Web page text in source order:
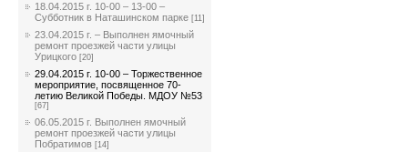
18.04.2015 г. 10-00 – 13-00 –
Субботник в Наташинском парке [11]
23.04.2015 г. – Выполнен ямочный
ремонт проезжей части улицы
Урицкого [20]
29.04.2015 г. 10-00 – Торжественное
мероприятие, посвященное 70-
летию Великой Победы. МДОУ №53
[67]
06.05.2015 г. Выполнен ямочный
ремонт проезжей части улицы
Побратимов [14]